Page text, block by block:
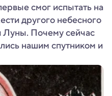
смог испытать на
другого небесного
Луны. Почему сейчас
нашим спутником и